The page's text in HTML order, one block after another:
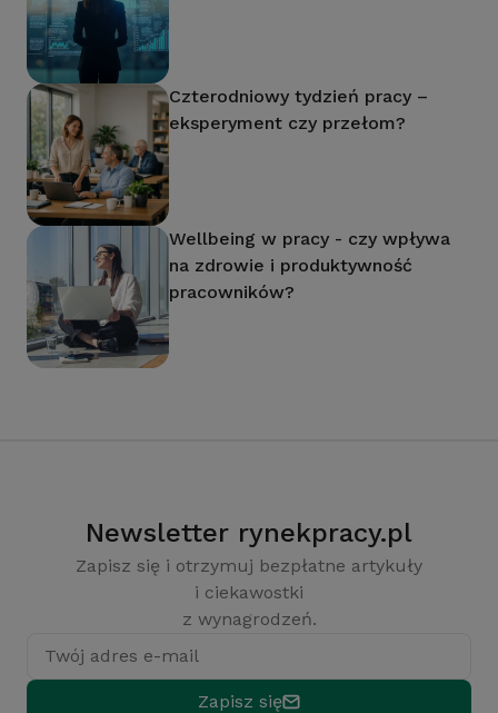
Czterodniowy tydzień pracy –
eksperyment czy przełom?
Wellbeing w pracy - czy wpływa
na zdrowie i produktywność
pracowników?
Newsletter rynekpracy.pl
Zapisz się i otrzymuj bezpłatne artykuły
i ciekawostki
z wynagrodzeń.
Twój adres e-mail
Zapisz się